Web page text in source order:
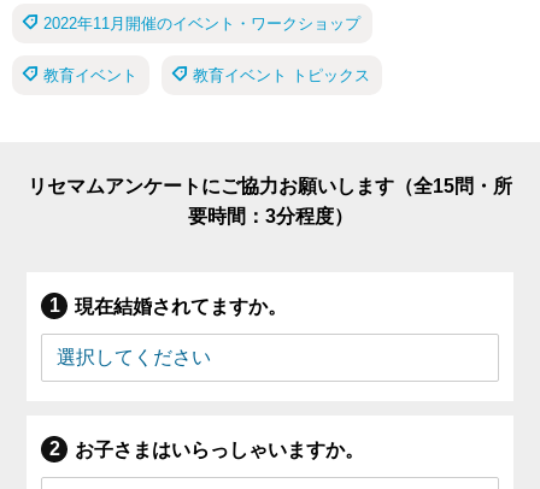
2022年11月開催のイベント・ワークショップ
教育イベント 教育イベント トピックス
リセマムアンケートにご協力お願いします（全15問・所
要時間：3分程度）
現在結婚されてますか。
お子さまはいらっしゃいますか。